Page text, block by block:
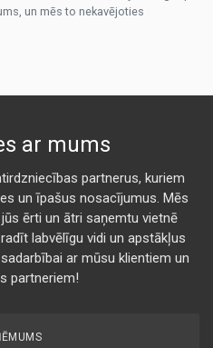
un mēs to nekavējoties
ar mums
partnerus, kuriem
un īpašus nosacījumus. Mēs
ērti un ātri saņemtu vietnē
labvēlīgu vidi un apstākļus
ar mūsu klientiem un
partneriem!